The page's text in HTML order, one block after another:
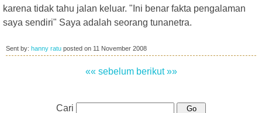
karena tidak tahu jalan keluar. "Ini benar fakta pengalaman
saya sendiri" Saya adalah seorang tunanetra.
Sent by: hanny ratu posted on 11 November 2008
«« sebelum berikut »»
Cari